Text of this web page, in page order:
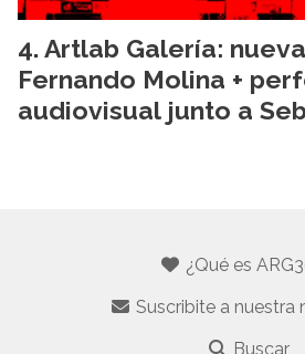
Artlab Galería:
Fernando Molina +
audiovisual junto a
¿Qué es
Suscribite a nuestra
Buscar